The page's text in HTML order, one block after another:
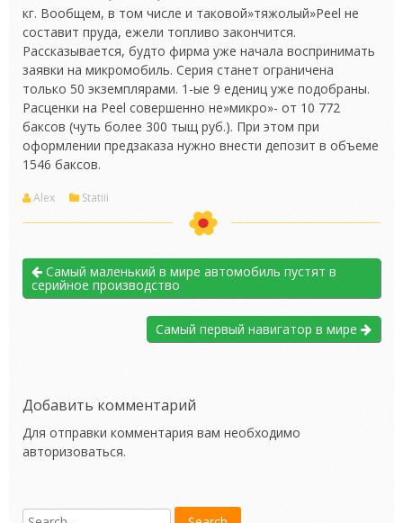
кг. Вообщем, в том числе и таковой»тяжолый»Peel не
составит пруда, ежели топливо закончится.
Рассказывается, будто фирма уже начала воспринимать
заявки на микромобиль. Серия станет ограничена
только 50 экземплярами. 1-ые 9 едениц уже подобраны.
Расценки на Peel совершенно не»микро»- от 10 772
баксов (чуть более 300 тыщ руб.). При этом при
оформлении предзаказа нужно внести депозит в объеме
1546 баксов.
Alex Statiii
Самый маленький в мире автомобиль пустят в
серийное производство
Самый первый навигатор в мире
Добавить комментарий
Для отправки комментария вам необходимо
авторизоваться.